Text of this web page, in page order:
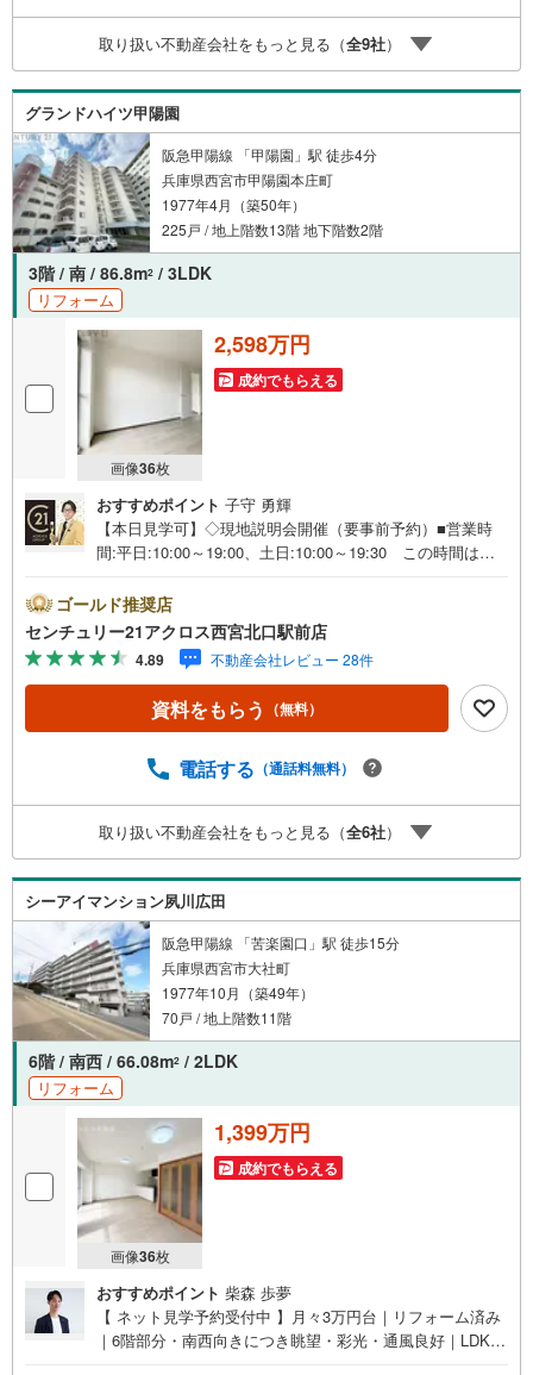
台の新築戸建や、1000万円台の中古マンションを始め多数
物件を取り扱っています。Yahoo！不動産に掲載しきれな
い物件もご紹介できます。お気軽にお問合せください。
取り扱い不動産会社をもっと見る（全9社）
グランドハイツ甲陽園
阪急甲陽線 「甲陽園」駅 徒歩4分
兵庫県西宮市甲陽園本庄町
1977年4月（築50年）
225戸 / 地上階数13階 地下階数2階
3階 / 南 / 86.8m2 / 3LDK
リフォーム
画像36枚
2,598万円
成約でもらえる
おすすめポイント 子守 勇輝
【本日見学可】◇現地説明会開催（要事前予約）■営業時
間:平日:10:00～19:00、土日:10:00～19:30 この時間はお
2月室内フルリフォーム完了。阪急「甲陽園」駅徒歩4分の
交通便利な立地です。駅周辺には多数の生活施設があり便
利♪○センチュリー21アクロスグループの3つの特徴○■セン
チュリー21グループで28年連続No.1（1997年～2024年兵庫
地区仲介実績） 西宮・尼崎・伊丹・宝塚にて8店舗展開
中。阪神間での購入や売却は当店にお任せ下さい■お客様駐
ございますが、お車でのお越しも大歓迎です。 お子様連
の中古マンションを始め多数物件を取り扱っています。Ya
hoo！不動産に掲載しきれない物件もご紹介できます。お気
軽にお問合せください。
ゴールド推奨店
センチュリー21アクロス西宮北口駅前店
4.89 不動産会社レビュー 28件
資料をもらう （無料）
電話する （通話料無料）
取り扱い不動産会社をもっと見る（全6社）
シーアイマンション夙川広田
阪急甲陽線 「苦楽園口」駅 徒歩15分
兵庫県西宮市大社町
1977年10月（築49年）
70戸 / 地上階数11階
6階 / 南西 / 66.08m2 / 2LDK
リフォーム
画像36枚
1,399万円
成約でもらえる
おすすめポイント 柴森 歩夢
【 ネット見学予約受付中 】月々3万円台｜リフォーム済み
｜6階部分・南西向きにつき眺望・彩光・通風良好｜LDK約